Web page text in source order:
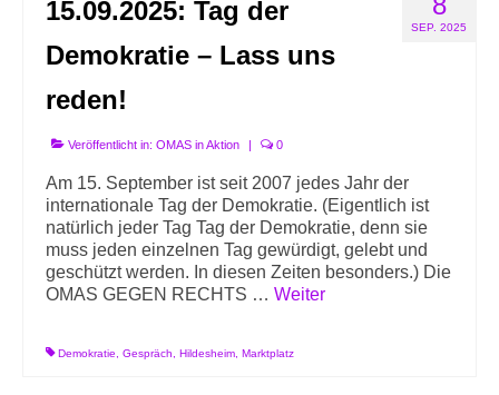
Info-Links gegen Rechts
SEP. 2025
15.09.2025: Tag der
Demokratie – Lass uns
reden!
Veröffentlicht in: OMAS in Aktion | 0
Am 15. September ist seit 2007 jedes Jahr der
internationale Tag der Demokratie. (Eigentlich ist
natürlich jeder Tag Tag der Demokratie, denn sie
muss jeden einzelnen Tag gewürdigt, gelebt und
geschützt werden. In diesen Zeiten besonders.) Die
OMAS GEGEN RECHTS … Weiter
Demokratie Gespräch Hildesheim Marktplatz